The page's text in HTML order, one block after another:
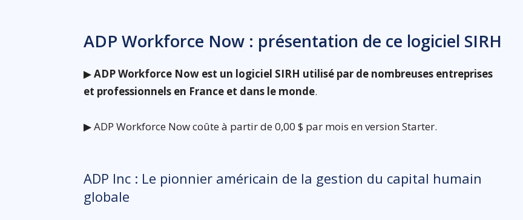
ADP Workforce Now : présentation de ce logiciel SIRH
▶ADP Workforce Now est un logiciel SIRH utilisé par de nombreuses entreprises
et professionnels en France et dans le monde.
▶ ADP Workforce Now coûte à partir de 0,00 $ par mois en version Starter.
ADP Inc : Le pionnier américain de la gestion du capital humain
globale